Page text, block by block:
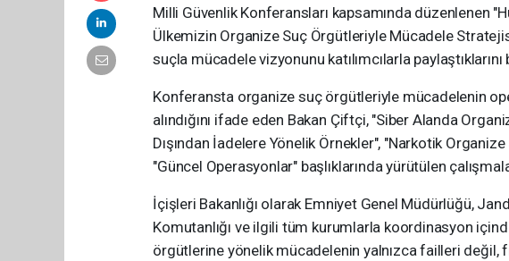
Milli Güvenlik Konferansları kapsamında düzenlenen
Ülkemizin Organize Suç Örgütleriyle Mücadele
suçla mücadele vizyonunu katılımcılarla
Konferansta organize suç örgütleriyle mücadelenin
alındığını ifade eden Bakan Çiftçi, "Siber Alanda
Dışından İadelere Yönelik Örnekler", "Narkotik
"Güncel Operasyonlar" başlıklarında yürütülen
İçişleri Bakanlığı olarak Emniyet Genel Müdürlüğü,
Komutanlığı ve ilgili tüm kurumlarla koordinasyon
örgütlerine yönelik mücadelenin yalnızca failleri değil,